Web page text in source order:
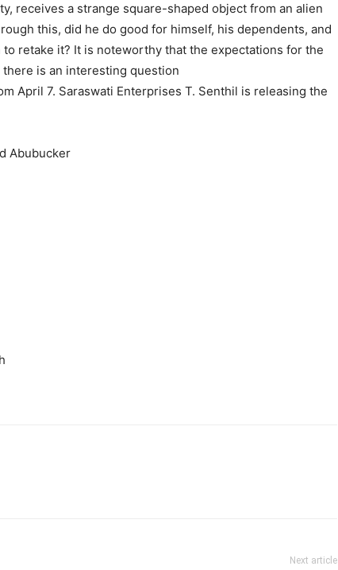
receives a strange square-shaped object from an alien
this, did he do good for himself, his dependents, and
retake it? It is noteworthy that the expectations for the
is an interesting question
April 7. Saraswati Enterprises T. Senthil is releasing the
Abubucker
Next article